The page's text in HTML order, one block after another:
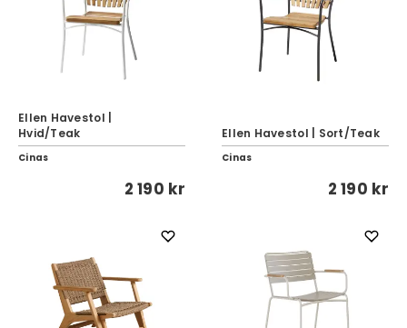
Ellen Havestol |
Hvid/Teak
Cinas
2 190 kr
Ellen Havestol | Sort/Teak
Cinas
2 190 kr